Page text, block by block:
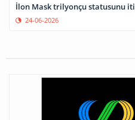
İlon Mask trilyonçu statusunu
24-06-2026